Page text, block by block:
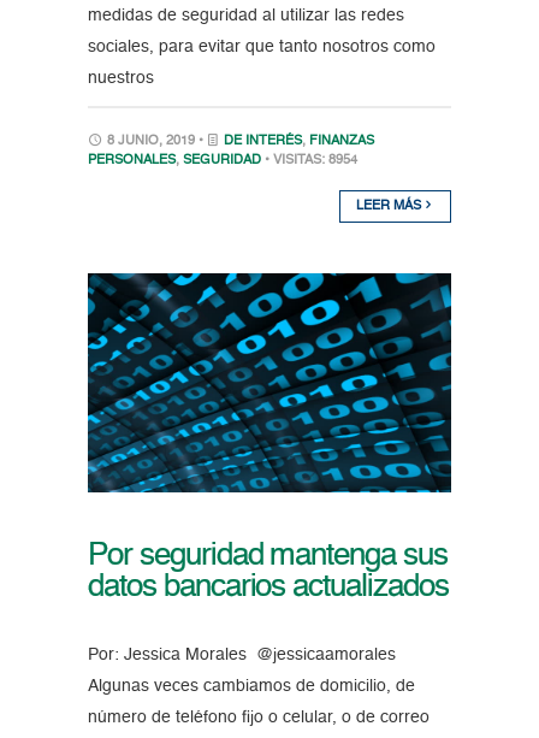
medidas de seguridad al utilizar las redes
sociales, para evitar que tanto nosotros como
nuestros
8 JUNIO, 2019 • DE INTERÉS, FINANZAS
PERSONALES, SEGURIDAD • VISITAS: 8954
LEER MÁS
Por seguridad mantenga sus
datos bancarios actualizados
Por: Jessica Morales @jessicaamorales
Algunas veces cambiamos de domicilio, de
número de teléfono fijo o celular, o de correo